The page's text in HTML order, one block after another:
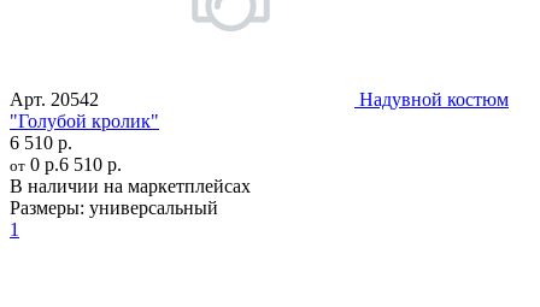
Арт. 20542
Надувной костюм
"Голубой кролик"
6 510 р.
от 0 р.6 510 р.
В наличии на маркетплейсах
Размеры: универсальный
1